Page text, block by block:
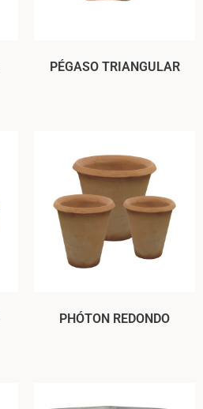
PÉGASO TRIANGULAR
PHÓTON REDONDO